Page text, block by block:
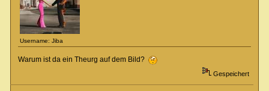
Username: Jiba
Warum ist da ein Theurg auf dem Bild?
Gespeichert